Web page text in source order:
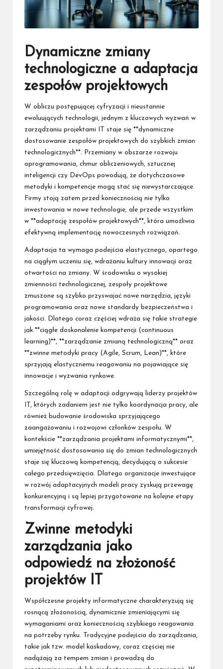
Dynamiczne zmiany
technologiczne a adaptacja
zespołów projektowych
W obliczu postępującej cyfryzacji i nieustannie
ewoluujących technologii, jednym z kluczowych wyzwań w
zarządzaniu projektami IT staje się **dynamiczne
dostosowanie zespołów projektowych do szybkich zmian
technologicznych**. Przemiany w obszarze rozwoju
oprogramowania, chmur obliczeniowych, sztucznej
inteligencji czy DevOps powodują, że dotychczasowe
metodyki i kompetencje mogą stać się niewystarczające.
Firmy stoją zatem przed koniecznością nie tylko
inwestowania w nowe technologie, ale przede wszystkim
w **adaptację zespołów projektowych**, która umożliwia
efektywną implementację nowoczesnych rozwiązań.
Adaptacja ta wymaga podejścia elastycznego, opartego
na ciągłym uczeniu się, wdrażaniu kultury innowacji oraz
otwartości na zmiany. W środowisku o wysokiej
zmienności technologicznej, zespoły projektowe
zmuszone są szybko przyswajać nowe narzędzia, języki
programowania oraz nowe standardy bezpieczeństwa i
jakości. Dlatego coraz częściej wdraża się takie strategie
jak **ciągłe doskonalenie kompetencji (continuous
learning)**, **zarządzanie zmianą technologiczną** oraz
**zwinne metodyki pracy (Agile, Scrum, Lean)**, które
sprzyjają elastycznemu reagowaniu na pojawiające się
innowacje i wyzwania rynkowe.
Szczególną rolę w adaptacji odgrywają liderzy projektów
IT, których zadaniem jest nie tylko koordynacja pracy, ale
również budowanie środowiska sprzyjającego
zaangażowaniu i rozwojowi członków zespołu. W
kontekście **zarządzania projektami informatycznymi**,
umiejętność dostosowania się do zmian technologicznych
staje się kluczową kompetencją, decydującą o sukcesie
całego przedsięwzięcia. Dlatego organizacje inwestujące
w rozwój adaptacyjnych modeli pracy zyskują przewagę
konkurencyjną i są lepiej przygotowane na kolejne etapy
transformacji cyfrowej.
Zwinne metodyki
zarządzania jako
odpowiedź na złożoność
projektów IT
Współczesne projekty informatyczne charakteryzują się
rosnącą złożonością, dynamicznie zmieniającymi się
wymaganiami oraz koniecznością szybkiego reagowania
na potrzeby rynku. Tradycyjne podejścia do zarządzania,
takie jak tzw. model kaskadowy, coraz częściej nie
nadążają za tempem zmian i prowadzą do